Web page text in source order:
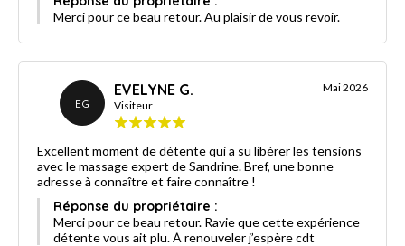
Merci pour ce beau retour. Au plaisir de vous revoir.
EG
EVELYNE G.
Visiteur
Mai 2026
Excellent moment de détente qui a su libérer les tensions
avec le massage expert de Sandrine. Bref, une bonne
adresse à connaître et faire connaître !
Réponse du propriétaire :
Merci pour ce beau retour. Ravie que cette expérience
détente vous ait plu. À renouveler j’espère cdt